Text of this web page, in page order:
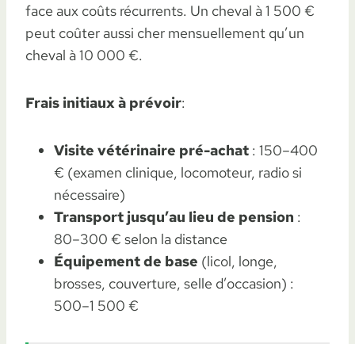
face aux coûts récurrents. Un cheval à 1 500 €
peut coûter aussi cher mensuellement qu’un
cheval à 10 000 €.
Frais initiaux à prévoir:
Visite vétérinaire pré-achat : 150–400
€ (examen clinique, locomoteur, radio si
nécessaire)
Transport jusqu’au lieu de pension :
80–300 € selon la distance
Équipement de base (licol, longe,
brosses, couverture, selle d’occasion) :
500–1 500 €